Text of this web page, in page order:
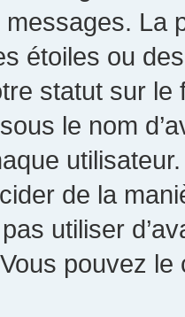
La
étoiles ou
statut sur
le nom
utilisateur.
de la
utiliser
pouvez